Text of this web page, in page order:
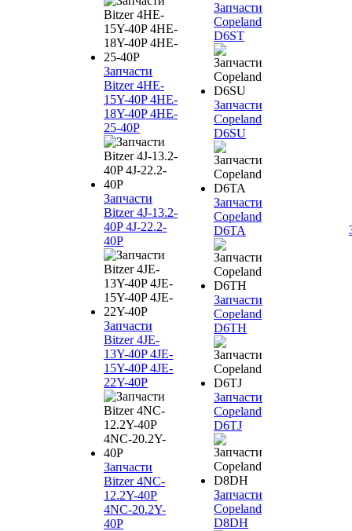
Запчасти
Bitzer 4HE-
15Y-40P 4HE-
18Y-40P 4HE-
25-40P
Запчасти
Bitzer 4J‐13.2-
40P 4J‐22.2-
40P
Запчасти
Bitzer 4JE-
13Y-40P 4JE-
15Y-40P 4JE-
22Y-40P
Запчасти
Bitzer 4NC-
12.2Y-40P
4NC-20.2Y-
40P
Запчасти
Copeland
D6ST
Запчасти
Copeland
D6SU
Запчасти
Copeland
D6TA
Запчасти
Copeland
D6TH
Запчасти
Copeland
D6TJ
Запчасти
Copeland
D8DH